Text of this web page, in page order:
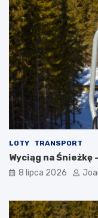
LOTY TRANSPORT
Wyciąg na
8 lipca 2026